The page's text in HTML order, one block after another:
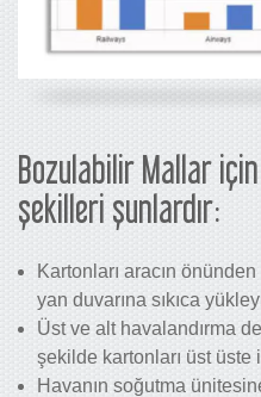
Bozulabilir Mallar
şekilleri şunlardır:
Kartonları aracın
yan duvarına sıkıca
Üst ve alt havalandırma
şekilde kartonları üst üste
Havanın soğutma